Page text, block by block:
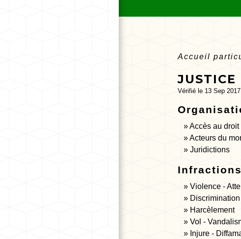
Accueil
JUSTICE
Vérifié le 13 Sep
Accès au
Acteurs du
Juridictions
Infractions
Violence -
Discrimination
Harcèlement
Vol -
Injure -